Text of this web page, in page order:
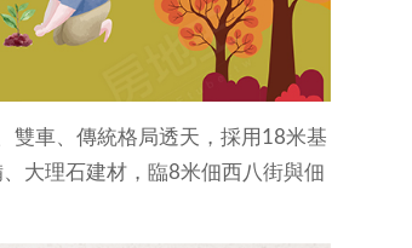
雙車、傳統格局透天，採用18米基
大理石建材，臨8米佃西八街與佃